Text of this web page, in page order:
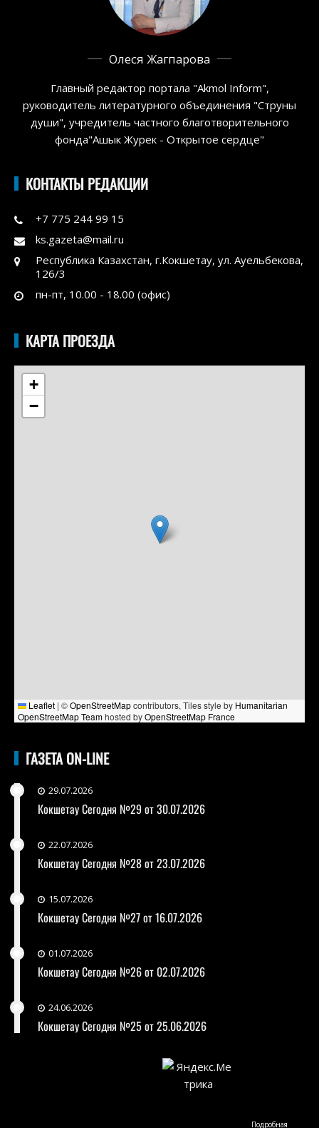
Олеся Жагпарова
Главный редактор портала "Akmol Inform",
руководитель литературного объединения "Струны
души", учредитель частного благотворительного
фонда"Ашык Журек - Открытое сердце"
КОНТАКТЫ РЕДАКЦИИ
+7 775 244 99 15
ks.gazeta@mail.ru
Республика Казахстан, г.Кокшетау, ул. Ауельбекова,
126/3
пн-пт, 10.00 - 18.00 (офис)
КАРТА ПРОЕЗДА
+
−
Leaflet | ©OpenStreetMapcontributors, Tiles style by Humanitarian
OpenStreetMap Teamhosted byOpenStreetMap France
ГАЗЕТА ON-LINE
29.07.2026
Кокшетау Сегодня №29 от 30.07.2026
22.07.2026
Кокшетау Сегодня №28 от 23.07.2026
15.07.2026
Кокшетау Сегодня №27 от 16.07.2026
01.07.2026
Кокшетау Сегодня №26 от 02.07.2026
24.06.2026
Кокшетау Сегодня №25 от 25.06.2026
Подробная